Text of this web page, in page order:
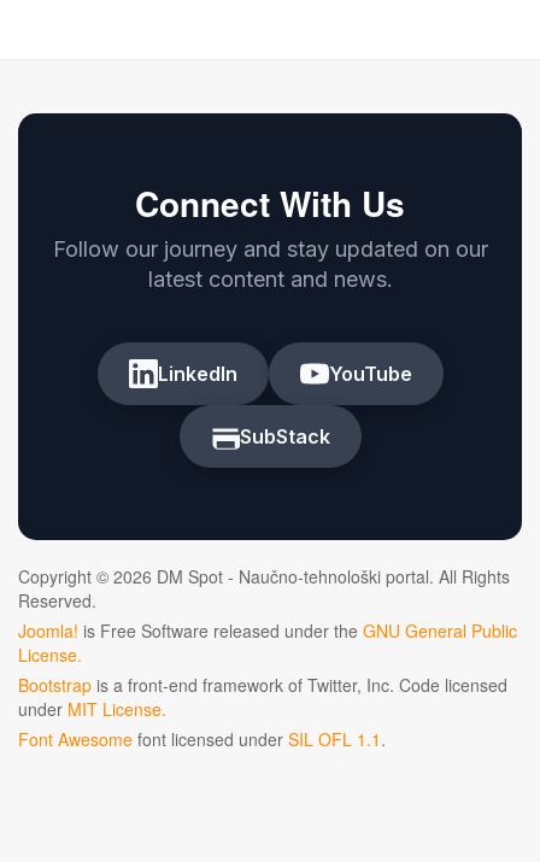
Connect With Us
Follow our journey and stay updated on our
latest content and news.
LinkedIn YouTube
SubStack
Copyright © 2026 DM Spot - Naučno-tehnološki portal. All Rights
Reserved.
Joomla! is Free Software released under the GNU General Public
License.
Bootstrap is a front-end framework of Twitter, Inc. Code licensed
under MIT License.
Font Awesome font licensed under SIL OFL 1.1 .